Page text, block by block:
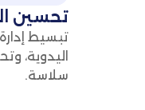
تحسين
تبسيط
اليدوية،
سلاسة.